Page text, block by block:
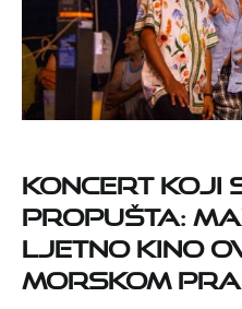
Koncert koji
propušta:
Ljetno kino
Morskom